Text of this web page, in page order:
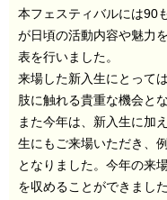
本フェスティバルには90
が日頃の活動内容や魅力
表を行いました。
来場した新入生にとって
肢に触れる貴重な機会と
また今年は、新入生に加
生にもご来場いただき、
となりました。今年の来
を収めることができました